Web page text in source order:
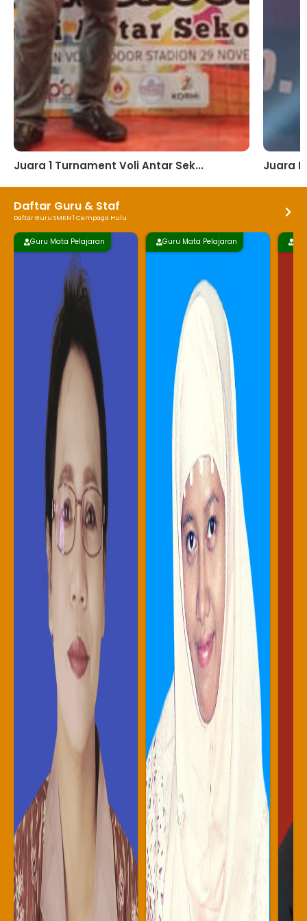
Juara 1 Turnament Voli Antar Sek... Juara
Daftar Guru & Staf
Daftar Guru SMKN 1 Cempaga Hulu
Guru Mata Pelajaran Guru Mata Pelajaran